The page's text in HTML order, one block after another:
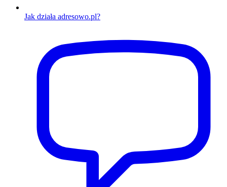
Jak działa adresowo.pl?